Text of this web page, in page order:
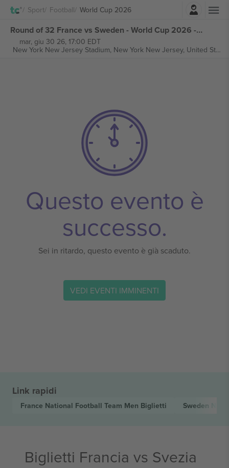
Sport Football World Cup 2026Accesso
Round of 32 France vs Sweden - World Cup 2026 - M77 biglietti
mar, giu 30 26, 17:00 EDT
New York New Jersey Stadium, New York New Jersey, United States
Questo evento è
successo.
Sei in ritardo, questo evento è già scaduto.
VEDI EVENTI IMMINENTI
Link rapidi
France National Football Team Men Biglietti Sweden
Biglietti Francia vs Svezia